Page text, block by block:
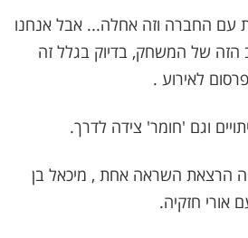
עם החברה וזה אחלה... אבל אנחנו
הזה של המשחק, בדיוק בגלל זה
לאירוע .
וגם 'חומר' צידה לדרך.
הרצאת השראה אחת , מיכאל בן
אורי חזקיה.